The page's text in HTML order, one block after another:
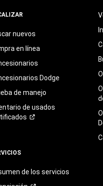
nuevos
en línea
Dodge
de manejo
de usados
de los servicios